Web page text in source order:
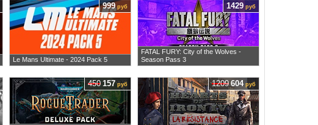
Le Mans Ultimate - 2024 Pack 5
999руб
FATAL FURY: City of the Wolves -
Season Pass 3
1429 руб
450 157 руб 1209 604руб